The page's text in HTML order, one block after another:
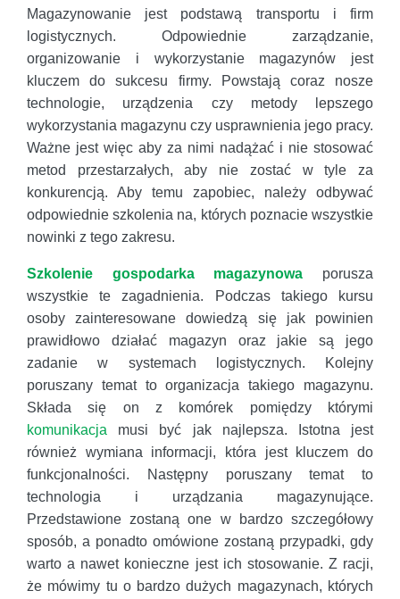
Magazynowanie jest podstawą transportu i firm
logistycznych. Odpowiednie zarządzanie,
organizowanie i wykorzystanie magazynów jest
kluczem do sukcesu firmy. Powstają coraz nosze
technologie, urządzenia czy metody lepszego
wykorzystania magazynu czy usprawnienia jego pracy.
Ważne jest więc aby za nimi nadążać i nie stosować
metod przestarzałych, aby nie zostać w tyle za
konkurencją. Aby temu zapobiec, należy odbywać
odpowiednie szkolenia na, których poznacie wszystkie
nowinki z tego zakresu.
Szkolenie gospodarka magazynowa porusza
wszystkie te zagadnienia. Podczas takiego kursu
osoby zainteresowane dowiedzą się jak powinien
prawidłowo działać magazyn oraz jakie są jego
zadanie w systemach logistycznych. Kolejny
poruszany temat to organizacja takiego magazynu.
Składa się on z komórek pomiędzy którymi
komunikacja musi być jak najlepsza. Istotna jest
również wymiana informacji, która jest kluczem do
funkcjonalności. Następny poruszany temat to
technologia i urządzania magazynujące.
Przedstawione zostaną one w bardzo szczegółowy
sposób, a ponadto omówione zostaną przypadki, gdy
warto a nawet konieczne jest ich stosowanie. Z racji,
że mówimy tu o bardzo dużych magazynach, których